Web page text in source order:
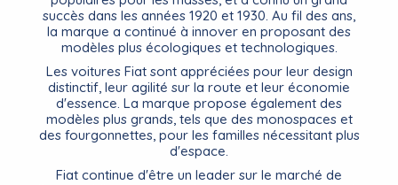
succès dans les années 1920 et 1930. Au fil des ans,
la marque a continué à innover en proposant des
modèles plus écologiques et technologiques.
Les voitures Fiat sont appréciées pour leur design
distinctif, leur agilité sur la route et leur économie
d'essence. La marque propose également des
modèles plus grands, tels que des monospaces et
des fourgonnettes, pour les familles nécessitant plus
d'espace.
Fiat continue d'être un leader sur le marché de